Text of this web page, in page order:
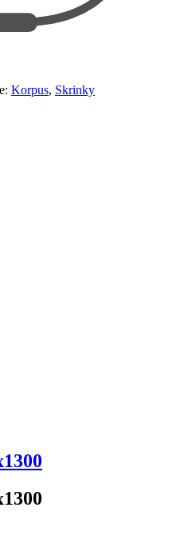
Korpus, Skrinky